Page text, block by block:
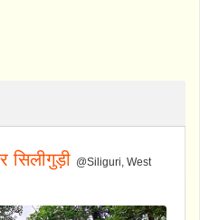
सिलीगुड़ी @Siliguri, West